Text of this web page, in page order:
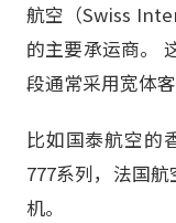
航空（Swiss
的主要承运商。
段通常采用宽体客
比如国泰航空的
777系列，法国
机。